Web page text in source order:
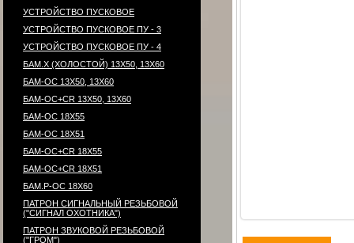
УСТРОЙСТВО ПУСКОВОЕ
УСТРОЙСТВО ПУСКОВОЕ ПУ - 3
УСТРОЙСТВО ПУСКОВОЕ ПУ - 4
БАМ.Х (ХОЛОСТОЙ) 13Х50, 13Х60
БАМ-ОС 13Х50, 13Х60
БАМ-ОС+CR 13Х50, 13Х60
БАМ-ОС 18Х55
БАМ-ОС 18Х51
БАМ-OC+CR 18X55
БАМ-ОС+CR 18Х51
БАМ.Р-ОС 18Х60
ПАТРОН СИГНАЛЬНЫЙ РЕЗЬБОВОЙ
("СИГНАЛ ОХОТНИКА")
ПАТРОН ЗВУКОВОЙ РЕЗЬБОВОЙ
("ГРОМ")